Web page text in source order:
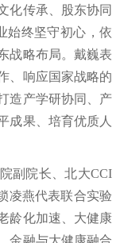
化传承、股东协同
始终坚守初心，依
战略布局。戴巍表
、响应国家战略的
造产学研协同、产
成果、培育优质人
副院长、北大CCI
凌燕代表联合实验
龄化加速、大健康
金融与大健康融合